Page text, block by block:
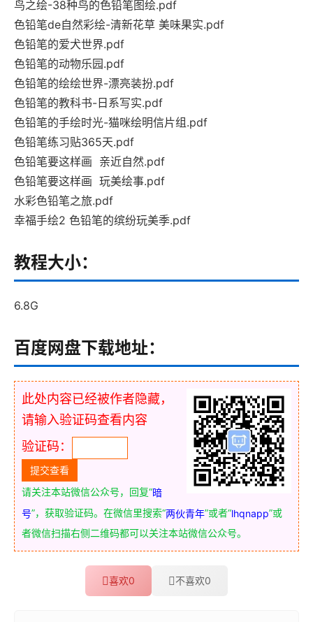
鸟之绘-38种鸟的色铅笔图绘.pdf
色铅笔de自然彩绘-清新花草 美味果实.pdf
色铅笔的爱犬世界.pdf
色铅笔的动物乐园.pdf
色铅笔的绘绘世界-漂亮装扮.pdf
色铅笔的教科书-日系写实.pdf
色铅笔的手绘时光-猫咪绘明信片组.pdf
色铅笔练习贴365天.pdf
色铅笔要这样画 亲近自然.pdf
色铅笔要这样画 玩美绘事.pdf
水彩色铅笔之旅.pdf
幸福手绘2 色铅笔的缤纷玩美季.pdf
教程大小：
6.8G
百度网盘下载地址：
此处内容已经被作者隐藏，
请输入验证码查看内容
验证码：
请关注本站微信公众号，回复“暗
号”，获取验证码。在微信里搜索“两伙青年”或者“lhqnapp”或
者微信扫描右侧二维码都可以关注本站微信公众号。
喜欢0 不喜欢0